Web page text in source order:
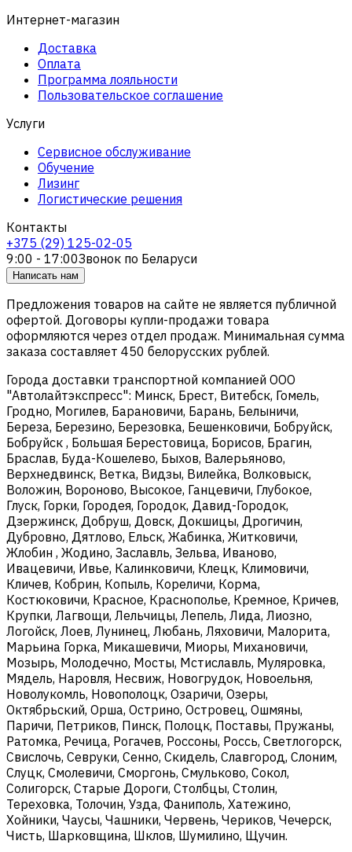
Интернет-магазин
Доставка
Оплата
Программа лояльности
Пользовательское соглашение
Услуги
Сервисное обслуживание
Обучение
Лизинг
Логистические решения
Контакты
+375 (29) 125-02-05
9:00 - 17:00Звонок по Беларуси
Написать нам
Предложения товаров на сайте не является публичной
офертой. Договоры купли-продажи товара
оформляются через отдел продаж. Минимальная сумма
заказа составляет 450 белорусских рублей.
Города доставки транспортной компанией ООО
"Автолайтэкспресс": Минск, Брест, Витебск, Гомель,
Гродно, Могилев, Барановичи, Барань, Белыничи,
Береза, Березино, Березовка, Бешенковичи, Бобруйск,
Бобруйск , Большая Берестовица, Борисов, Брагин,
Браслав, Буда-Кошелево, Быхов, Валерьяново,
Верхнедвинск, Ветка, Видзы, Вилейка, Волковыск,
Воложин, Вороново, Высокое, Ганцевичи, Глубокое,
Глуск, Горки, Городея, Городок, Давид-Городок,
Дзержинск, Добруш, Довск, Докшицы, Дрогичин,
Дубровно, Дятлово, Ельск, Жабинка, Житковичи,
Жлобин , Жодино, Заславль, Зельва, Иваново,
Ивацевичи, Ивье, Калинковичи, Клецк, Климовичи,
Кличев, Кобрин, Копыль, Кореличи, Корма,
Костюковичи, Красное, Краснополье, Кремное, Кричев,
Крупки, Лагвощи, Лельчицы, Лепель, Лида, Лиозно,
Логойск, Лоев, Лунинец, Любань, Ляховичи, Малорита,
Марьина Горка, Микашевичи, Миоры, Михановичи,
Мозырь, Молодечно, Мосты, Мстиславль, Муляровка,
Мядель, Наровля, Несвиж, Новогрудок, Новоельня,
Новолукомль, Новополоцк, Озаричи, Озеры,
Октябрьский, Орша, Острино, Островец, Ошмяны,
Паричи, Петриков, Пинск, Полоцк, Поставы, Пружаны,
Ратомка, Речица, Рогачев, Россоны, Россь, Светлогорск,
Свислочь, Севруки, Сенно, Скидель, Славгород, Слоним,
Слуцк, Смолевичи, Сморгонь, Смульково, Сокол,
Солигорск, Старые Дороги, Столбцы, Столин,
Тереховка, Толочин, Узда, Фаниполь, Хатежино,
Хойники, Чаусы, Чашники, Червень, Чериков, Чечерск,
Чисть, Шарковщина, Шклов, Шумилино, Щучин.